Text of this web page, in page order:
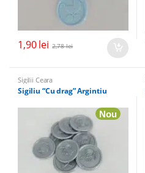
1,90lei 2,78lei
Sigilii Ceara
Sigiliu “Cu drag” Argintiu
Nou